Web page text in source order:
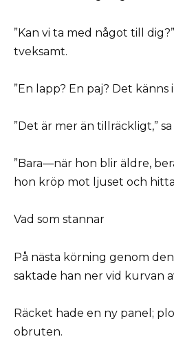
”Kan vi ta med något till
tveksamt.
”En lapp? En paj? Det
”Det är mer än tillräckligt,”
”Bara—när hon blir äldre,
hon kröp mot ljuset och
Vad som stannar
På nästa körning genom
saktade han ner vid kurvan
Räcket hade en ny panel;
obruten.